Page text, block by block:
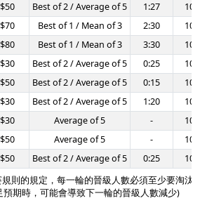
$50 Best of 2 / Average of 5 1:27
$70 Best of 1 / Mean of 3 2:30
$80 Best of 1 / Mean of 3 3:30
$30 Best of 2 / Average of 5 0:25
$50 Best of 2 / Average of 5 0:15
$30 Best of 2 / Average of 5 1:20
$30 Average of 5 -
$50 Average of 5 -
$50 Best of 2 / Average of 5 0:25
規則的規定，每一輪的晉級人數必須至少要淘汰
期時，可能會導致下一輪的晉級人數減少)